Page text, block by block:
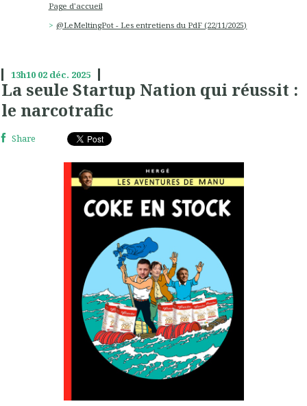
Page d'accueil
‪@LeMeltingPot‬ - Les entretiens du PdF (22/11/2025)
13h10 02 déc. 2025
La seule Startup Nation qui réussit :
le narcotrafic
Share